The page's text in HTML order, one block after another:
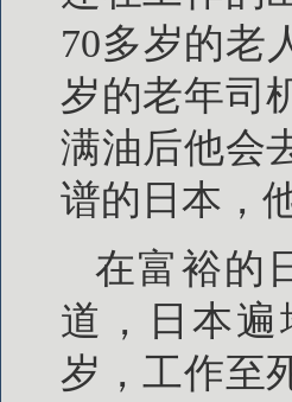
70多岁的老
岁的老年司
满油后他会
谱的日本，
在富裕的
道，日本遍
岁，工作至